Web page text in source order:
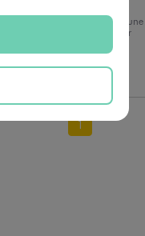
, suite à une
par
Utile(0) Signaler
1